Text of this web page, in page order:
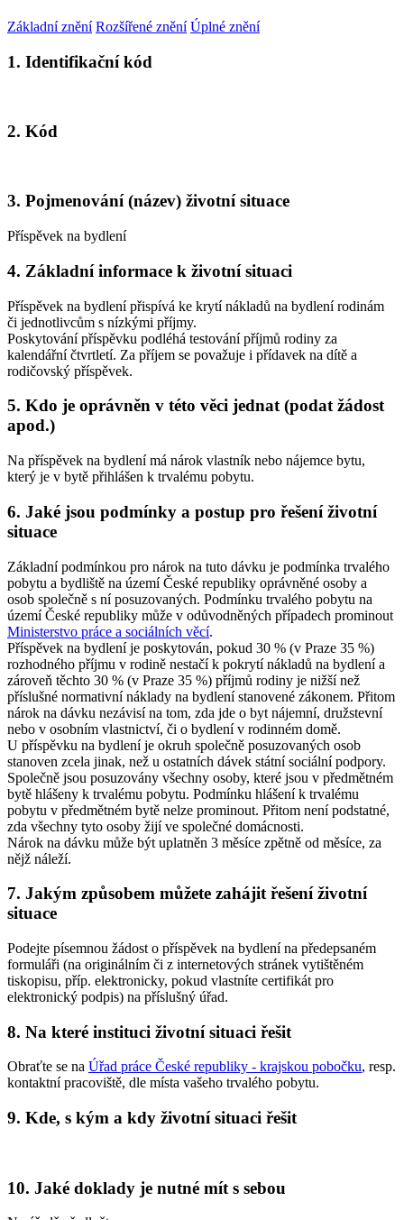
Základní znění Rozšířené znění Úplné znění
1. Identifikační kód
2. Kód
3. Pojmenování (název) životní situace
Příspěvek na bydlení
4. Základní informace k životní situaci
Příspěvek na bydlení přispívá ke krytí nákladů na bydlení rodinám
či jednotlivcům s nízkými příjmy.
Poskytování příspěvku podléhá testování příjmů rodiny za
kalendářní čtvrtletí. Za příjem se považuje i přídavek na dítě a
rodičovský příspěvek.
5. Kdo je oprávněn v této věci jednat (podat žádost
apod.)
Na příspěvek na bydlení má nárok vlastník nebo nájemce bytu,
který je v bytě přihlášen k trvalému pobytu.
6. Jaké jsou podmínky a postup pro řešení životní
situace
Základní podmínkou pro nárok na tuto dávku je podmínka trvalého
pobytu a bydliště na území České republiky oprávněné osoby a
osob společně s ní posuzovaných. Podmínku trvalého pobytu na
území České republiky může v odůvodněných případech prominout
Ministerstvo práce a sociálních věcí.
Příspěvek na bydlení je poskytován, pokud 30 % (v Praze 35 %)
rozhodného příjmu v rodině nestačí k pokrytí nákladů na bydlení a
zároveň těchto 30 % (v Praze 35 %) příjmů rodiny je nižší než
příslušné normativní náklady na bydlení stanovené zákonem. Přitom
nárok na dávku nezávisí na tom, zda jde o byt nájemní, družstevní
nebo v osobním vlastnictví, či o bydlení v rodinném domě.
U příspěvku na bydlení je okruh společně posuzovaných osob
stanoven zcela jinak, než u ostatních dávek státní sociální podpory.
Společně jsou posuzovány všechny osoby, které jsou v předmětném
bytě hlášeny k trvalému pobytu. Podmínku hlášení k trvalému
pobytu v předmětném bytě nelze prominout. Přitom není podstatné,
zda všechny tyto osoby žijí ve společné domácnosti.
Nárok na dávku může být uplatněn 3 měsíce zpětně od měsíce, za
nějž náleží.
7. Jakým způsobem můžete zahájit řešení životní
situace
Podejte písemnou žádost o příspěvek na bydlení na předepsaném
formuláři (na originálním či z internetových stránek vytištěném
tiskopisu, příp. elektronicky, pokud vlastníte certifikát pro
elektronický podpis) na příslušný úřad.
8. Na které instituci životní situaci řešit
Obraťte se na Úřad práce České republiky - krajskou pobočku, resp.
kontaktní pracoviště, dle místa vašeho trvalého pobytu.
9. Kde, s kým a kdy životní situaci řešit
10. Jaké doklady je nutné mít s sebou